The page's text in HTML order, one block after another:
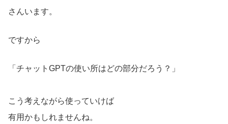
さんいます。
ですから
「チャットGPTの使い所はどの部分だろう？」
こう考えながら使っていけば
有用かもしれませんね。